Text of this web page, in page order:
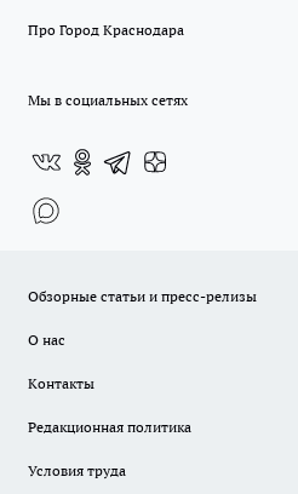
Про Город Краснодара
Мы в социальных сетях
Обзорные статьи и пресс-релизы
О нас
Контакты
Редакционная политика
Условия труда